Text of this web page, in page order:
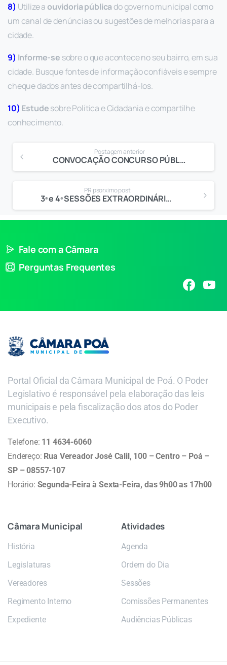
8) Utilize aouvidoria públicado governo municipal como
um canal de denúncias ou sugestões de melhorias para a
cidade.
9) Informe-se sobre o que acontece no seu bairro, em sua
cidade. Busque fontes de informação confiáveis e sempre
cheque dados antes de compartilhá-los.
10) Estudesobre Política e Cidadania e compartilhe
conhecimento.
Postagem anterior
CONVOCAÇÃO CONCURSO PÚBLICO N. 001/15
PR psorximo post
3ª e 4ª SESSÕES EXTRAORDINÁRIAS DE 2020
Fale com a Câmara
Perguntas Frequentes
Portal Oficial da Câmara Municipal de Poá. O Poder
Legislativo é responsável pela elaboração das leis
municipais e pela fiscalização dos atos do Poder
Executivo.
Telefone: 11 4634-6060
Endereço: Rua Vereador José Calil, 100 – Centro – Poá –
SP – 08557-107
Horário: Segunda-Feira à Sexta-Feira, das 9h00 as 17h00
Câmara Municipal
História
Legislaturas
Vereadores
Regimento Interno
Expediente
Atividades
Agenda
Ordem do Dia
Sessões
Comissões Permanentes
Audiências Públicas